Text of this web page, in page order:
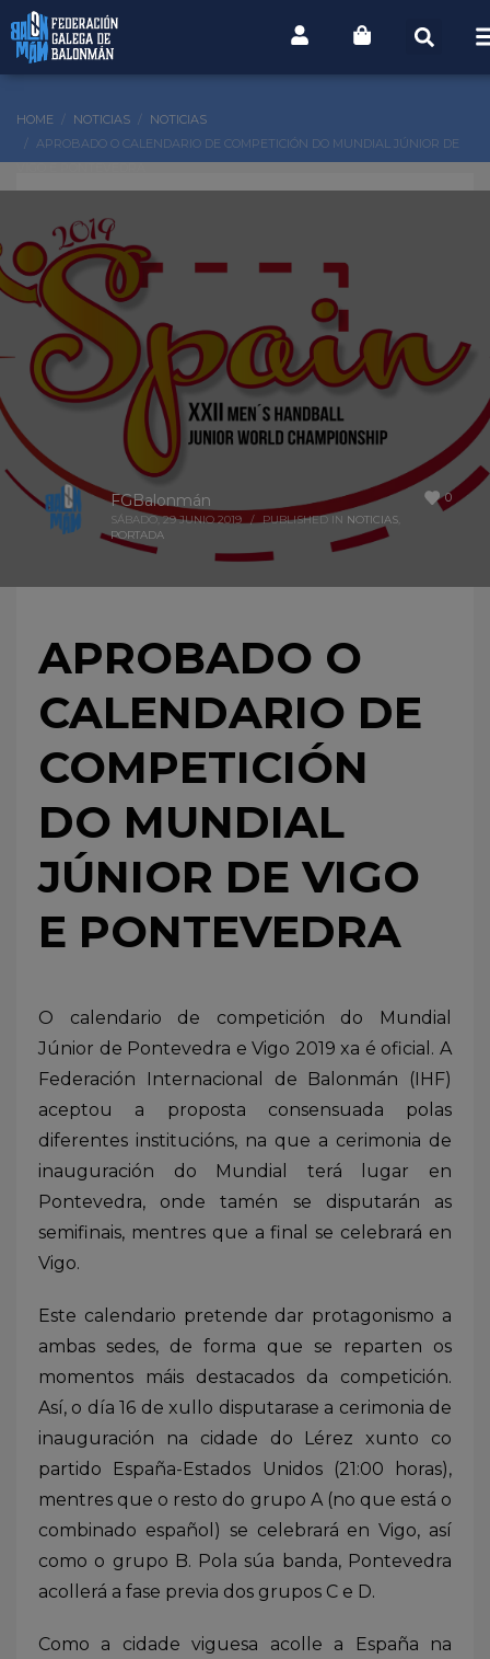
HOME NOTICIAS
NOTICIAS
APROBADO O CALENDARIO DE COMPETICIÓN DO MUNDIAL JÚNIOR DE
0
FGBalonmán
SÁBADO, 29 JUNIO 2019 / PUBLISHED IN NOTICIAS
PORTADA
APROBADO O
CALENDARIO DE
COMPETICIÓN
DO MUNDIAL
JÚNIOR DE VIGO
E PONTEVEDRA
O calendario de competición do Mundial
Júnior de Pontevedra e Vigo 2019 xa é oficial. A
Federación Internacional de Balonmán (IHF)
aceptou a proposta consensuada polas
diferentes institucións, na que a cerimonia de
inauguración do Mundial terá lugar en
Pontevedra, onde tamén se disputarán as
semifinais, mentres que a final se celebrará en
Vigo.
Este calendario pretende dar protagonismo a
ambas sedes, de forma que se reparten os
momentos máis destacados da competición.
Así, o día 16 de xullo disputarase a cerimonia de
inauguración na cidade do Lérez xunto co
partido España-Estados Unidos (21:00 horas),
mentres que o resto do grupo A (no que está o
combinado español) se celebrará en Vigo, así
como o grupo B. Pola súa banda, Pontevedra
acollerá a fase previa dos grupos C e D.
Como a cidade viguesa acolle a España na